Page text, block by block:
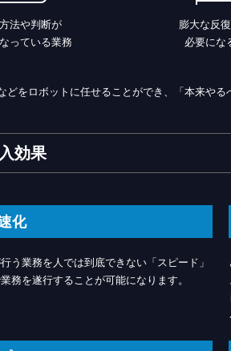
法や判断が
っている業務
膨大な反
必要にな
どをロボットに任せることができ、「本来や
効果
化
う業務を人では到底できない「スピード」
務を遂行することが可能になります。